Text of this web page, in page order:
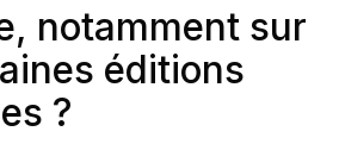
notamment sur
éditions
?